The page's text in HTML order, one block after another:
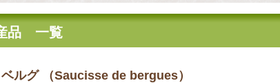
品 一覧
ルグ （Saucisse de bergues）